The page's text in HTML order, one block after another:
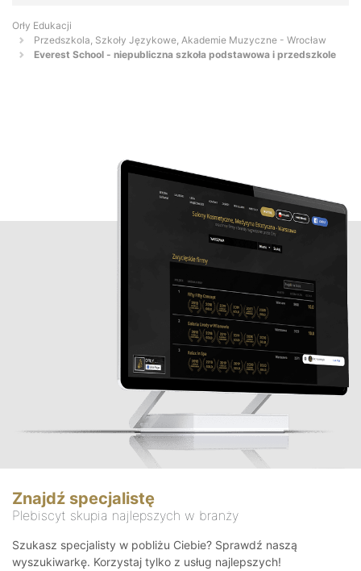
Orły Edukacji
Przedszkola, Szkoły Językowe, Akademie Muzyczne - Wrocław
Everest School - niepubliczna szkoła podstawowa i przedszkole
Znajdź specjalistę
Plebiscyt skupia najlepszych w branży
Szukasz specjalisty w pobliżu Ciebie? Sprawdź naszą
wyszukiwarkę. Korzystaj tylko z usług najlepszych!